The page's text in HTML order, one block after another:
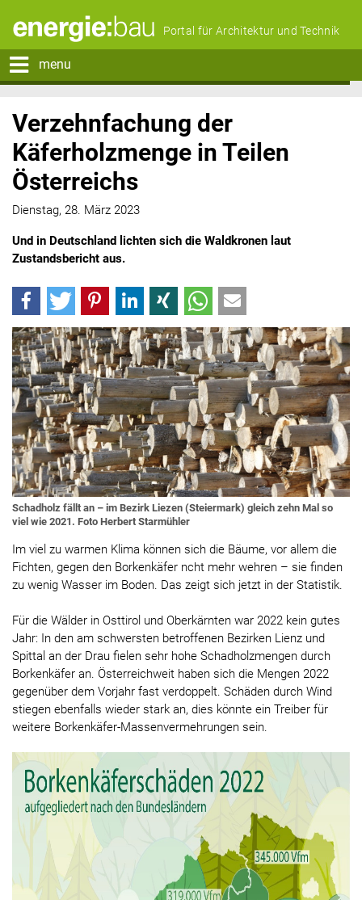
Portal für Architektur und Technik
menu
Verzehnfachung der
Käferholzmenge in Teilen
Österreichs
Dienstag, 28. März 2023
Und in Deutschland lichten sich die Waldkronen laut
Zustandsbericht aus.
Schadholz fällt an – im Bezirk Liezen (Steiermark) gleich zehn Mal so
viel wie 2021. Foto Herbert Starmühler
Im viel zu warmen Klima können sich die Bäume, vor allem die
Fichten, gegen den Borkenkäfer ncht mehr wehren – sie finden
zu wenig Wasser im Boden. Das zeigt sich jetzt in der Statistik.
Für die Wälder in Osttirol und Oberkärnten war 2022 kein gutes
Jahr: In den am schwersten betroffenen Bezirken Lienz und
Spittal an der Drau fielen sehr hohe Schadholzmengen durch
Borkenkäfer an. Österreichweit haben sich die Mengen 2022
gegenüber dem Vorjahr fast verdoppelt. Schäden durch Wind
stiegen ebenfalls wieder stark an, dies könnte ein Treiber für
weitere Borkenkäfer-Massenvermehrungen sein.